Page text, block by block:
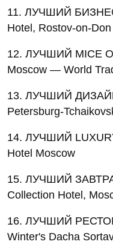
11. ЛУЧШИЙ
Hotel, Rostov-on-Don
12. ЛУЧШИЙ MICE
Moscow — World
13. ЛУЧШИЙ
Petersburg-
14. ЛУЧШИЙ
Hotel Moscow
15. ЛУЧШИЙ
Collection Hotel,
16. ЛУЧШИЙ
Winter's Dacha